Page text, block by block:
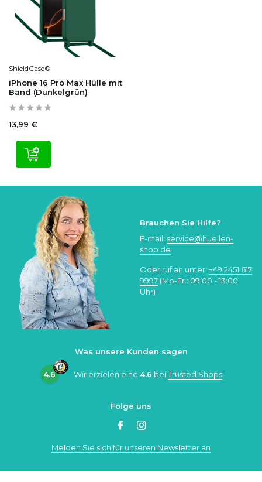
ShieldCase®
iPhone 16 Pro Max Hülle mit
Band (Dunkelgrün)
13,99 €
Brauchen Sie Hilfe?
E-mail: service@huellen-
shop.de
Oder ruf an unter: +49 2451 617
9997 (Mo-Fr.: 09:00 - 13:00
Uhr)
Was unsere Kunden sagen
4.6 Wir erzielen eine 4.6 beiTrusted Shops
Folge uns
Melden Sie sich für unseren Newsletter an